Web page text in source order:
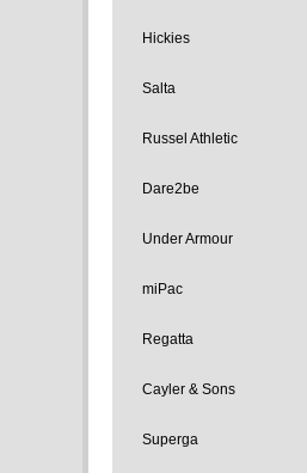
Hickies
Salta
Russel Athletic
Dare2be
Under Armour
miPac
Regatta
Cayler & Sons
Superga